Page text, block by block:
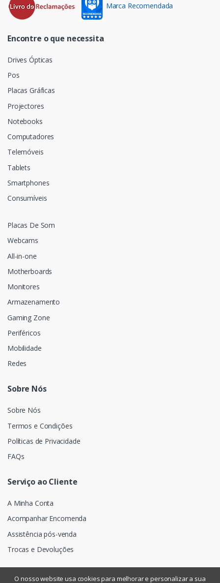
Marca Recomendada
Encontre o que necessita
Drives Ópticas
Pos
Placas Gráficas
Projectores
Notebooks
Computadores
Telemóveis
Tablets
Smartphones
Consumíveis
Placas De Som
Webcams
All-in-one
Motherboards
Monitores
Armazenamento
Gaming Zone
Periféricos
Mobilidade
Redes
Sobre Nós
Sobre Nós
Termos e Condições
Políticas de Privacidade
FAQs
Serviço ao Cliente
A Minha Conta
Acompanhar Encomenda
Assistência pós-venda
Trocas e Devoluções
O nosso website usa cookies para melhorar e personalizar a sua